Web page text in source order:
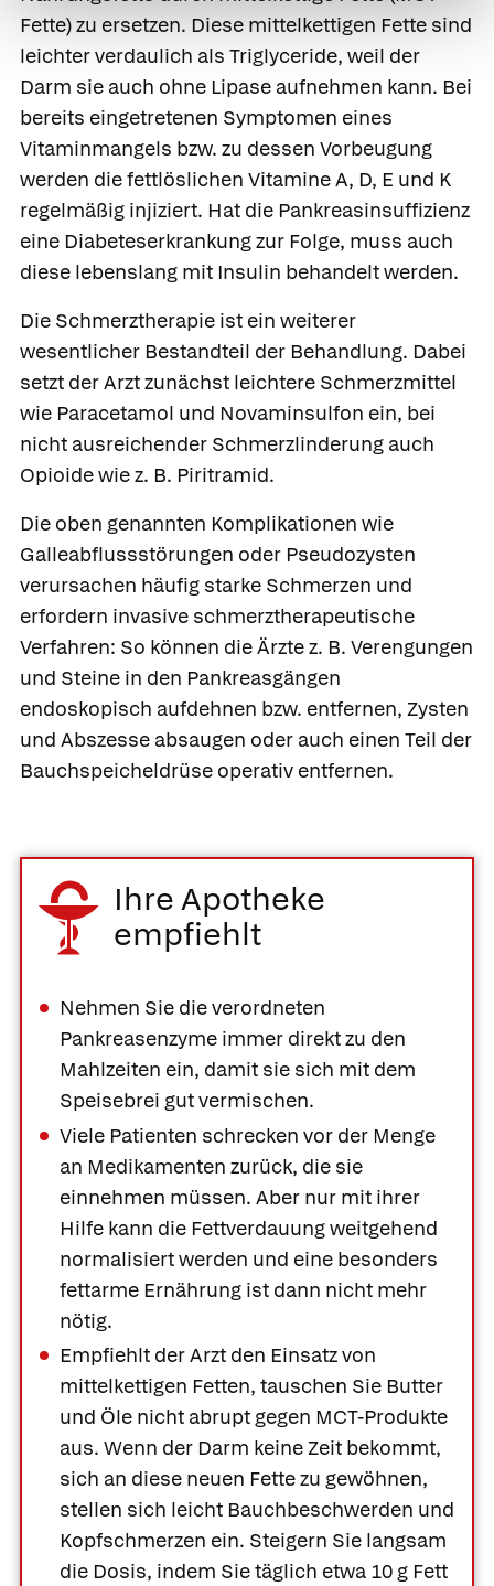
Fette) zu ersetzen. Diese mittelkettigen Fette sind
leichter verdaulich als Triglyceride, weil der
Darm sie auch ohne Lipase aufnehmen kann. Bei
bereits eingetretenen Symptomen eines
Vitaminmangels bzw. zu dessen Vorbeugung
werden diefettlöslichen Vitamine A, D, E und K
regelmäßig injiziert. Hat die Pankreasinsuffizienz
eine Diabeteserkrankung zur Folge, muss auch
diese lebenslang mit Insulin behandelt werden.
Die Schmerztherapie ist ein weiterer
wesentlicher Bestandteil der Behandlung. Dabei
setzt der Arzt zunächst leichtere Schmerzmittel
wie Paracetamol und Novaminsulfon ein, bei
nicht ausreichender Schmerzlinderung auch
Opioide wie z. B. Piritramid.
Die oben genannten Komplikationen wie
Galleabflussstörungen oder Pseudozysten
verursachen häufig starke Schmerzen und
erfordern invasive schmerztherapeutische
Verfahren: So können die Ärzte z. B. Verengungen
und Steine in den Pankreasgängen
endoskopisch aufdehnen bzw. entfernen, Zysten
und Abszesse absaugen oder auch einen Teil der
Bauchspeicheldrüse operativ entfernen.
Ihre Apotheke
empfiehlt
Nehmen Sie die verordneten
Pankreasenzyme immer direkt zu den
Mahlzeiten ein, damit sie sich mit dem
Speisebrei gut vermischen.
Viele Patienten schrecken vor der Menge
an Medikamenten zurück, die sie
einnehmen müssen. Aber nur mit ihrer
Hilfe kann die Fettverdauung weitgehend
normalisiert werden und eine besonders
fettarme Ernährung ist dann nicht mehr
nötig.
Empfiehlt der Arzt den Einsatz von
mittelkettigen Fetten, tauschen Sie Butter
und Öle nicht abrupt gegen MCT-Produkte
aus. Wenn der Darm keine Zeit bekommt,
sich an diese neuen Fette zu gewöhnen,
stellen sich leicht Bauchbeschwerden und
Kopfschmerzen ein. Steigern Sie langsam
die Dosis, indem Sie täglich etwa 10 g Fett